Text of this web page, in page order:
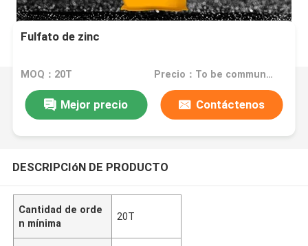
Fulfato de zinc
MOQ：20T Precio：To be communicated
Mejor precio Contáctenos
DESCRIPCIóN DE PRODUCTO
Cantidad de orde
n mínima
20T